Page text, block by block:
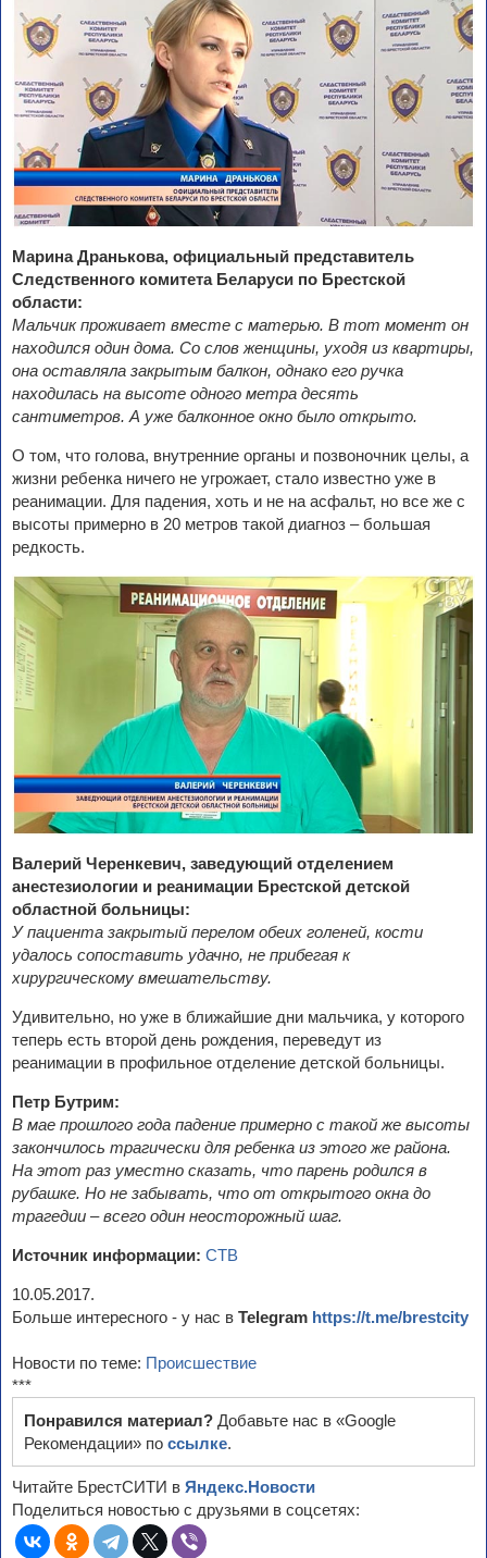
Марина Дранькова, официальный представитель
Следственного комитета Беларуси по Брестской
области:
Мальчик проживает вместе с матерью. В тот момент он
находился один дома. Со слов женщины, уходя из квартиры,
она оставляла закрытым балкон, однако его ручка
находилась на высоте одного метра десять
сантиметров. А уже балконное окно было открыто.
О том, что голова, внутренние органы и позвоночник целы, а
жизни ребенка ничего не угрожает, стало известно уже в
реанимации. Для падения, хоть и не на асфальт, но все же с
высоты примерно в 20 метров такой диагноз – большая
редкость.
Валерий Черенкевич, заведующий отделением
анестезиологии и реанимации Брестской детской
областной больницы:
У пациента закрытый перелом обеих голеней, кости
удалось сопоставить удачно, не прибегая к
хирургическому вмешательству.
Удивительно, но уже в ближайшие дни мальчика, у которого
теперь есть второй день рождения, переведут из
реанимации в профильное отделение детской больницы.
Петр Бутрим:
В мае прошлого года падение примерно с такой же высоты
закончилось трагически для ребенка из этого же района.
На этот раз уместно сказать, что парень родился в
рубашке. Но не забывать, что от открытого окна до
трагедии – всего один неосторожный шаг.
Источник информации: СТВ
10.05.2017.
Больше интересного - у нас в Telegram https://t.me/brestcity
Новости по теме: Происшествие
***
Понравился материал? Добавьте нас в «Google
Рекомендации» по ссылке.
Читайте БрестСИТИ в Яндекс.Новости
Поделиться новостью с друзьями в соцсетях: